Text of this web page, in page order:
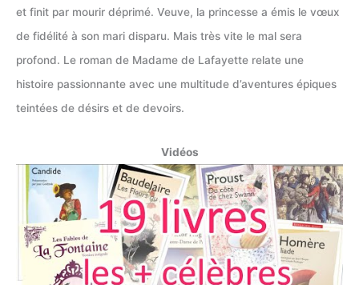
et finit par mourir déprimé. Veuve, la princesse a émis le vœux
de fidélité à son mari disparu. Mais très vite le mal sera
profond. Le roman de Madame de Lafayette relate une
histoire passionnante avec une multitude d’aventures épiques
teintées de désirs et de devoirs.
Vidéos